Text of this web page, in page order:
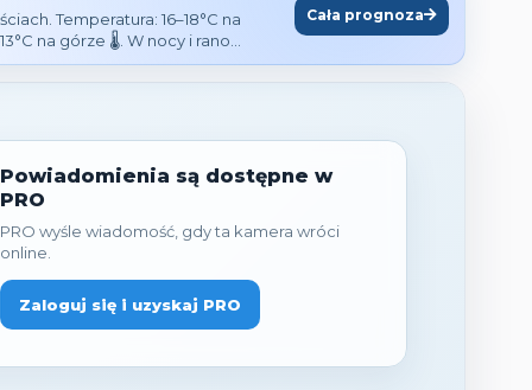
Temperatura: 16–18°C na
na górze 🌡️. W nocy i rano
deszcz, przelotne opady i burze.
widoczności, wschód 8 sierpnia o
Cała prognoza
Powiadomienia są dostępne w
PRO
PRO wyśle wiadomość, gdy ta kamera wróci
online.
Zaloguj się i uzyskaj PRO